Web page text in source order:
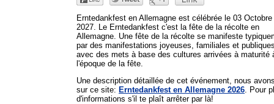
Erntedankfest en Allemagne est célébrée le 03 Octobre
2027. Le Erntedankfest c'est la fête de la récolte en
Allemagne. Une fête de la récolte se manifeste
par des manifestations joyeuses, familiales et
avec des mets à base des cultures arrivées à maturité
l'époque de la fête.
Une description détaillée de cet événement, nous
sur ce site: Erntedankfest en Allemagne 2026 . Pour
d'informations s'il te plaît arrêter par là!